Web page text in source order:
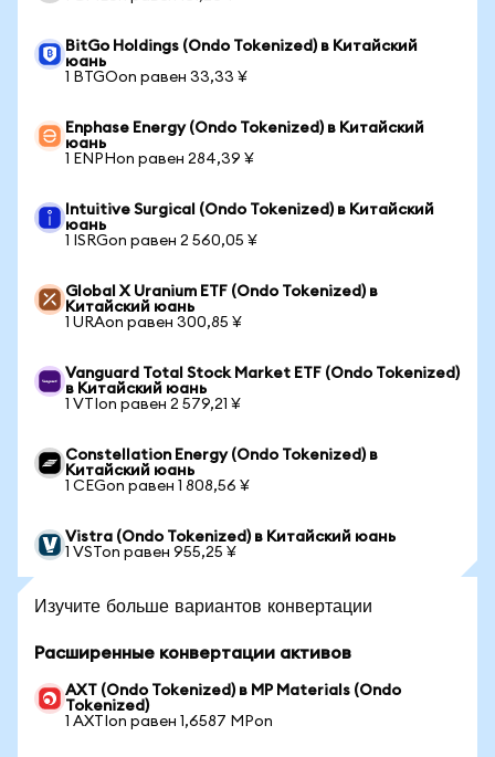
BitGo Holdings (Ondo Tokenized) в Китайский
юань
1 BTGOon равен 33,33 ¥
Enphase Energy (Ondo Tokenized) в Китайский
юань
1 ENPHon равен 284,39 ¥
Intuitive Surgical (Ondo Tokenized) в Китайский
юань
1 ISRGon равен 2 560,05 ¥
Global X Uranium ETF (Ondo Tokenized) в
Китайский юань
1 URAon равен 300,85 ¥
Vanguard Total Stock Market ETF (Ondo Tokenized)
в Китайский юань
1 VTIon равен 2 579,21 ¥
Constellation Energy (Ondo Tokenized) в
Китайский юань
1 CEGon равен 1 808,56 ¥
Vistra (Ondo Tokenized) в Китайский юань
1 VSTon равен 955,25 ¥
Изучите больше вариантов конвертации
Расширенные конвертации активов
AXT (Ondo Tokenized) в MP Materials (Ondo
Tokenized)
1 AXTIon равен 1,6587 MPon